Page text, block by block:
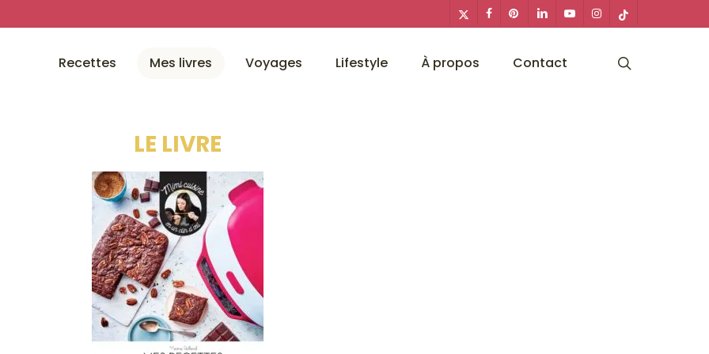
x-
twitter
facebookpinterestlinkedinyoutubeinstagram
tiktok
Recettes Mes livres Voyages Lifestyle À propos Contact
LE LIVRE